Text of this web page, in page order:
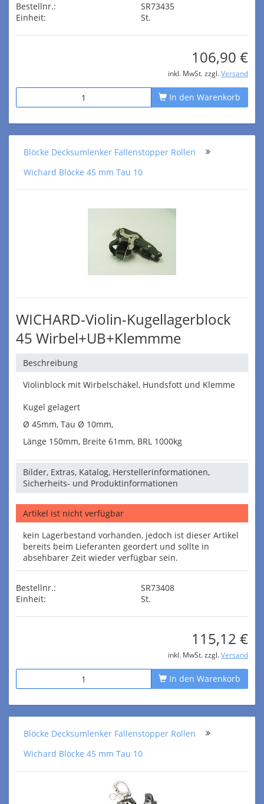
Bestellnr.:
SR73435
Einheit:
St.
106,90 €
inkl. MwSt. zzgl. Versand
In den Warenkorb
Blöcke Decksumlenker Fallenstopper Rollen
Wichard Blöcke 45 mm Tau 10
WICHARD-Violin-Kugellagerblock
45 Wirbel+UB+Klemmme
Beschreibung
Violinblock mit Wirbelschäkel, Hundsfott und Klemme
Kugel gelagert
Ø 45mm, Tau Ø 10mm,
Länge 150mm, Breite 61mm, BRL 1000kg
Bilder, Extras, Katalog, Herstellerinformationen,
Sicherheits- und Produktinformationen
Artikel ist nicht verfügbar
kein Lagerbestand vorhanden, jedoch ist dieser Artikel
bereits beim Lieferanten geordert und sollte in
absehbarer Zeit wieder verfügbar sein.
Bestellnr.:
SR73408
Einheit:
St.
115,12 €
inkl. MwSt. zzgl. Versand
In den Warenkorb
Blöcke Decksumlenker Fallenstopper Rollen
Wichard Blöcke 45 mm Tau 10